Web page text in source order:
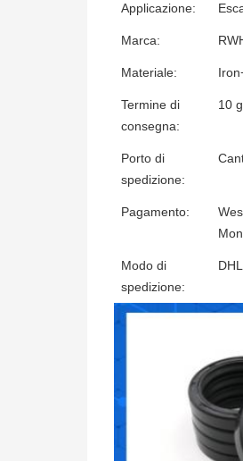
Applicazione:
Marca:
Materiale:
Termine di
consegna:
10
Porto di
spedizione:
Pagamento:
Modo di
spedizione: